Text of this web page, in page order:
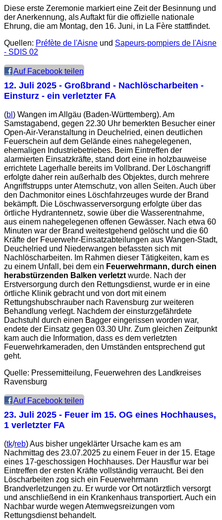
Diese erste Zeremonie markiert eine Zeit der Besinnung und
der Anerkennung, als Auftakt für die offizielle nationale
Ehrung, die am Montag, den 16. Juni, in La Fère stattfindet.
Quellen: Préfète de l'Aisne und Sapeurs-pompiers de l'Aisne
- SDIS 02
Auf Facebook teilen
12. Juli 2025 - Großbrand - Nachlöscharbeiten -
Einsturz - ein verletzter FA
(bl ) Wangen im Allgäu (Baden-Württemberg). Am
Samstagabend, gegen 22.30 Uhr bemerkten Besucher einer
Open-Air-Veranstaltung in Deuchelried, einen deutlichen
Feuerschein auf dem Gelände eines nahegelegenen,
ehemaligen Industriebetriebes. Beim Eintreffen der
alarmierten Einsatzkräfte, stand dort eine in holzbauweise
errichtete Lagerhalle bereits im Vollbrand. Der Löschangriff
erfolgte daher rein außerhalb des Objektes, durch mehrere
Angriffstrupps unter Atemschutz, von allen Seiten. Auch über
den Dachmonitor eines Löschfahrzeuges wurde der Brand
bekämpft. Die Löschwasserversorgung erfolgte über das
örtliche Hydrantennetz, sowie über die Wasserentnahme,
aus einem nahegelegenen offenen Gewässer. Nach etwa 60
Minuten war der Brand weitestgehend gelöscht und die 60
Kräfte der Feuerwehr-Einsatzabteilungen aus Wangen-Stadt,
Deuchelried und Niederwangen befassten sich mit
Nachlöscharbeiten. Im Rahmen dieser Tätigkeiten, kam es
zu einem Unfall, bei dem ein Feuerwehrmann, durch einen
herabstürzenden Balken verletzt wurde. Nach der
Erstversorgung durch den Rettungsdienst, wurde er in eine
örtliche Klinik gebracht und von dort mit einem
Rettungshubschrauber nach Ravensburg zur weiteren
Behandlung verlegt. Nachdem der einsturzgefährdete
Dachstuhl durch einen Bagger eingerissen worden war,
endete der Einsatz gegen 03.30 Uhr. Zum gleichen Zeitpunkt
kam auch die Information, dass es dem verletzten
Feuerwehrkameraden, den Umständen entsprechend gut
geht.
Quelle: Pressemitteilung, Feuerwehren des Landkreises
Ravensburg
Auf Facebook teilen
23. Juli 2025 - Feuer im 15. OG eines Hochhauses,
1 verletzter FA
(tk/reb) Aus bisher ungeklärter Ursache kam es am
Nachmittag des 23.07.2025 zu einem Feuer in der 15. Etage
eines 17-geschossigen Hochhauses. Der Hausflur war bei
Eintreffen der ersten Kräfte vollständig verraucht. Bei den
Löscharbeiten zog sich ein Feuerwehrmann
Brandverletzungen zu. Er wurde vor Ort notärztlich versorgt
und anschließend in ein Krankenhaus transportiert. Auch ein
Nachbar wurde wegen Atemwegsreizungen vom
Rettungsdienst behandelt.